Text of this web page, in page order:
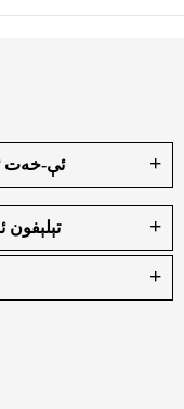
ئې-خەت
تېلېفون